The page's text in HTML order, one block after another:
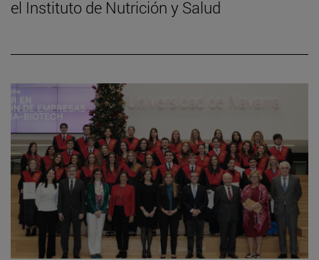
el Instituto de Nutrición y Salud